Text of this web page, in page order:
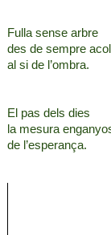
Fulla sense arbre
des de sempre
al si de l’ombra.
El pas dels dies
la mesura
de l’esperança.